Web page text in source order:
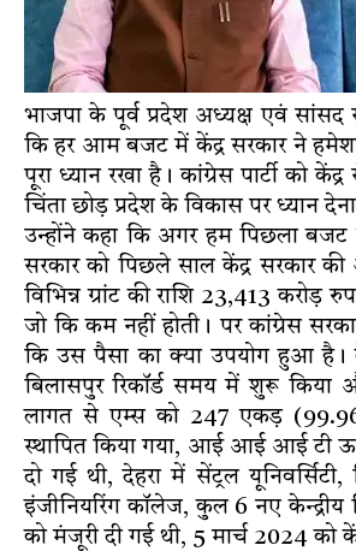
भाजपा के पूर्व प्रदेश अध्यक्ष एवं
कि हर आम बजट में केंद्र सरकार ने
पूरा ध्यान रखा है। कांग्रेस पार्टी को
चिंता छोड़ प्रदेश के विकास पर ध्यान
उन्होंने कहा कि अगर हम पिछला
सरकार को पिछले साल केंद्र सरकार
विभिन्न ग्रांट की राशि 23,413
जो कि कम नहीं होती। पर कांग्रेस
कि उस पैसा का क्या उपयोग हुआ है।
बिलासपुर रिकॉर्ड समय में शुरू किया
लागत से एम्स को 247 एकड़
स्थापित किया गया, आई आई आई टी
दो गई थी, देहरा में सेंट्रल यूनिवर्सिटी,
इंजीनियरिंग कॉलेज, कुल 6 नए केन्द्रीय
को मंजूरी दी गई थी, 5 मार्च 2024 को